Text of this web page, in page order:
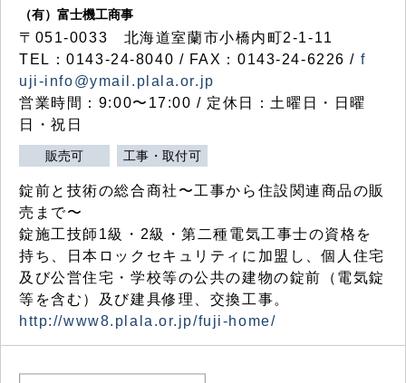
（有）富士機工商事
〒051-0033 北海道室蘭市小橋内町2-1-11
TEL：0143-24-8040 / FAX：0143-24-6226 / f
uji-info@ymail.plala.or.jp
営業時間：9:00〜17:00 / 定休日：土曜日・日曜
日・祝日
販売可 工事・取付可
錠前と技術の総合商社〜工事から住設関連商品の販
売まで〜
錠施工技師1級・2級・第二種電気工事士の資格を
持ち、日本ロックセキュリティに加盟し、個人住宅
及び公営住宅・学校等の公共の建物の錠前（電気錠
等を含む）及び建具修理、交換工事。
http://www8.plala.or.jp/fuji-home/